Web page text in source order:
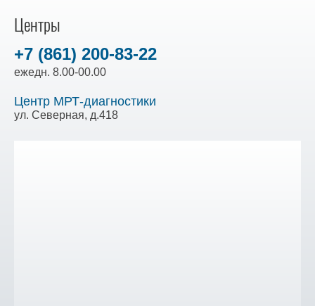
Центры
+7 (861) 200-83-22
ежедн. 8.00-00.00
Центр МРТ-диагностики
ул. Северная, д.418